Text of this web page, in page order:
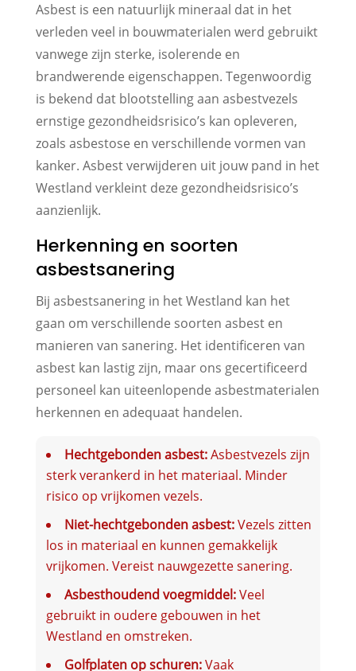
Asbest is een natuurlijk mineraal dat in het
verleden veel in bouwmaterialen werd gebruikt
vanwege zijn sterke, isolerende en
brandwerende eigenschappen. Tegenwoordig
is bekend dat blootstelling aan asbestvezels
ernstige gezondheidsrisico’s kan opleveren,
zoals asbestose en verschillende vormen van
kanker. Asbest verwijderen uit jouw pand in het
Westland verkleint deze gezondheidsrisico’s
aanzienlijk.
Herkenning en soorten
asbestsanering
Bij asbestsanering in het Westland kan het
gaan om verschillende soorten asbest en
manieren van sanering. Het identificeren van
asbest kan lastig zijn, maar ons gecertificeerd
personeel kan uiteenlopende asbestmaterialen
herkennen en adequaat handelen.
Hechtgebonden asbest:Asbestvezels zijn
sterk verankerd in het materiaal. Minder
risico op vrijkomen vezels.
Niet-hechtgebonden asbest:Vezels zitten
los in materiaal en kunnen gemakkelijk
vrijkomen. Vereist nauwgezette sanering.
Asbesthoudend voegmiddel:Veel
gebruikt in oudere gebouwen in het
Westland en omstreken.
Golfplaten op schuren:Vaak